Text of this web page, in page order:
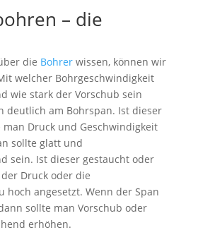
– die
die Bohrerwissen, können wir
welcher Bohrgeschwindigkeit
wie stark der Vorschub sein
deutlich am Bohrspan. Ist dieser
Druck und Geschwindigkeit
sollte glatt und
sein. Ist dieser gestaucht oder
Druck oder die
hoch angesetzt. Wenn der Span
sollte man Vorschub oder
erhöhen.